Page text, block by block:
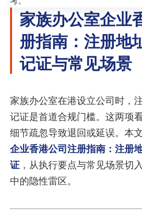
家族办公室企业
册指南：注册地
记证与常见场景
家族办公室在港设立公司时，
记证是首道合规门槛。这两项
细节疏忽导致退回或延误。本
企业香港公司注册指南：注册
证 ，从执行要点与常见场景切
中的隐性雷区。